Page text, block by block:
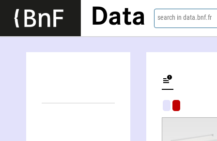
Data search in data.bnf.fr